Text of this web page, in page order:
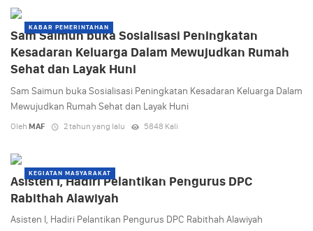
KABAR PEMERINTAHAN
Sam Saimun buka Sosialisasi Peningkatan
Kesadaran Keluarga Dalam Mewujudkan Rumah
Sehat dan Layak Huni
Sam Saimun buka Sosialisasi Peningkatan Kesadaran Keluarga Dalam
Mewujudkan Rumah Sehat dan Layak Huni
Oleh MAF 2 tahun yang lalu 5848 Kali
KEGIATAN MASYARAKAT
Asisten I, Hadiri Pelantikan Pengurus DPC
Rabithah Alawiyah
Asisten I, Hadiri Pelantikan Pengurus DPC Rabithah Alawiyah